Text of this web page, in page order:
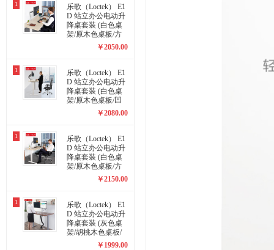
1
乐歌（Loctek） E1
D 站立办公电动升
降桌套装 (白色桌
架/原木色桌板/方
形1400x700mm)
￥2050.00
1
乐歌（Loctek） E1
D 站立办公电动升
降桌套装 (白色桌
架/原木色桌板/凹
形1400x700mm)
￥2080.00
1
乐歌（Loctek） E1
D 站立办公电动升
降桌套装 (白色桌
架/原木色桌板/方
形1800x800mm)
￥2150.00
1
乐歌（Loctek） E1
D 站立办公电动升
降桌套装 (灰色桌
架/胡桃木色桌板/
方形1200x600mm)
￥ 1999.00